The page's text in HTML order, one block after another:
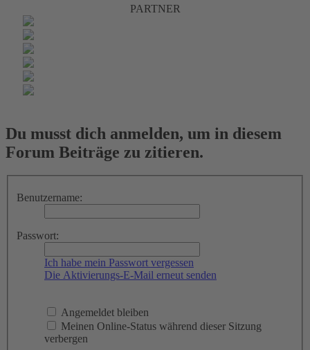
PARTNER
Du musst dich anmelden, um in diesem
Forum Beiträge zu zitieren.
Benutzername:
Passwort:
Ich habe mein Passwort vergessen
Die Aktivierungs-E-Mail erneut senden
Angemeldet bleiben
Meinen Online-Status während dieser Sitzung
verbergen